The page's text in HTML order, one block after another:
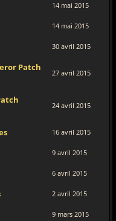
14 mai 2015
14 mai 2015
30 avril 2015
Patch
27 avril 2015
24 avril 2015
16 avril 2015
9 avril 2015
6 avril 2015
2 avril 2015
9 mars 2015